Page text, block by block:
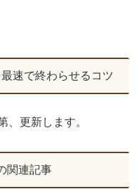
速で終わらせるコツ
、更新します。
関連記事